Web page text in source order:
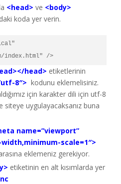
<head> ve <body>
koda yer verin.
index.html" />
head> etiketlerinin
8″> kodunu eklemelisiniz.
için karakter dili için utf-8
siteye uygulayacaksanız buna
name=”viewport”
scale=1″>
eklemeniz gerekiyor.
etiketinin en alt kısımlarda yer